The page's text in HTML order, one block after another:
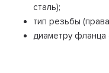
сталь);
тип резьбы
диаметру